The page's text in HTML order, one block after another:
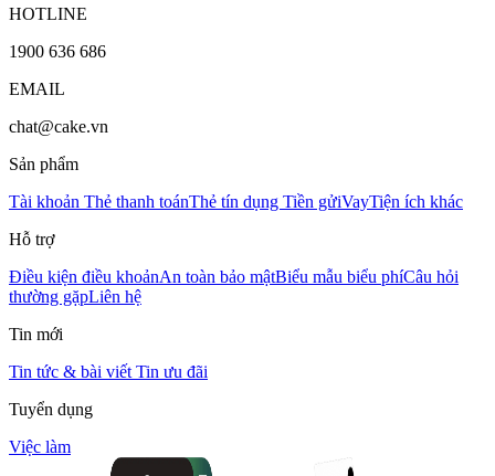
HOTLINE
1900 636 686
EMAIL
chat@cake.vn
Sản phẩm
Tài khoản Thẻ thanh toánThẻ tín dụng Tiền gửiVayTiện ích khác
Hỗ trợ
Điều kiện điều khoảnAn toàn bảo mậtBiểu mẫu biểu phíCâu hỏi
thường gặpLiên hệ
Tin mới
Tin tức & bài viết Tin ưu đãi
Tuyển dụng
Việc làm